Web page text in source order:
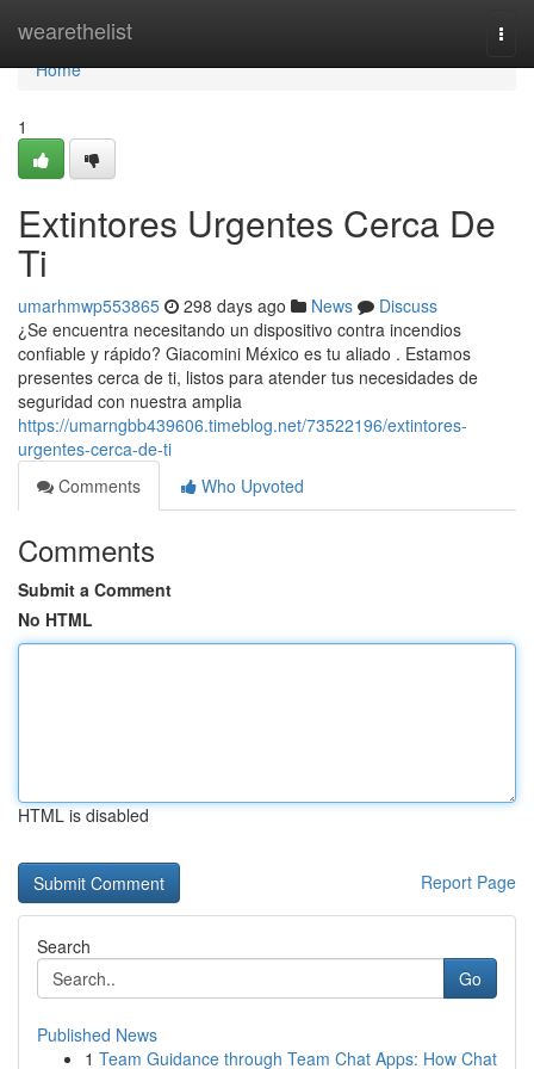
wearethelist
Home
Home
1
Extintores Urgentes Cerca De
Ti
umarhmwp553865 298 days ago News
Discuss
¿Se encuentra necesitando un dispositivo contra incendios
confiable y rápido? Giacomini México es tu aliado . Estamos
presentes cerca de ti, listos para atender tus necesidades de
seguridad con nuestra amplia
https://umarngbb439606.timeblog.net/73522196/extintores-
urgentes-cerca-de-ti
Comments
Who Upvoted
Comments
Submit a Comment
No HTML
HTML is disabled
Report Page
Search
Go
Published News
1 Team Guidance through Team Chat Apps: How Chat